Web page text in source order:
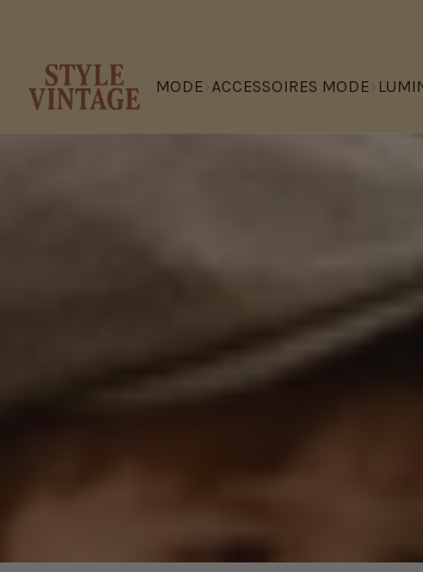
MODE ACCESSOIRES MODE